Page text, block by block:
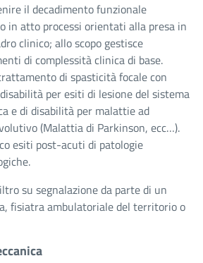
il decadimento funzionale
in atto processi orientati alla presa in
clinico; allo scopo gestisce
di complessità clinica di base.
di spasticità focale con
per esiti di lesione del sistema
e di disabilità per malattie ad
(Malattia di Parkinson, ecc…).
esiti post-acuti di patologie
su segnalazione da parte di un
fisiatra ambulatoriale del territorio o